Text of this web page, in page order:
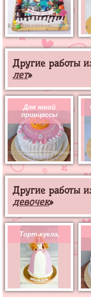
Другие работы
лет»
Для юной
принцессы
Другие работы
девочек»
Торт-кукла,